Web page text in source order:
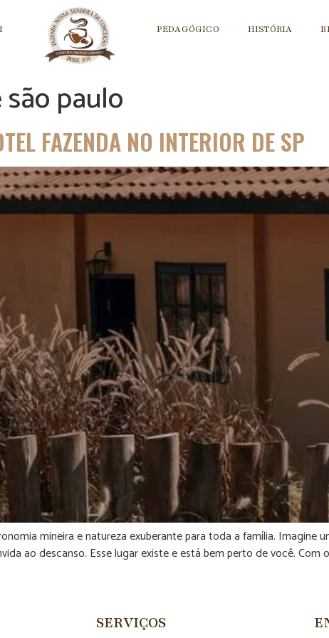
PEDAGÓGICO HISTÓRIA
paulo
FAZENDA NO INTERIOR DE SP
mineira e natureza exuberante para toda a família. Imagine
ao descanso. Esse lugar existe e está bem perto de você. Com
SERVIÇOS